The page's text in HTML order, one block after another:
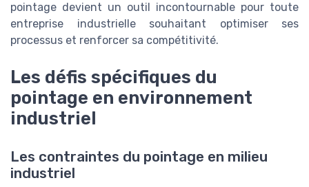
pointage devient un outil incontournable pour toute
entreprise industrielle souhaitant optimiser ses
processus et renforcer sa compétitivité.
Les défis spécifiques du
pointage en environnement
industriel
Les contraintes du pointage en milieu
industriel